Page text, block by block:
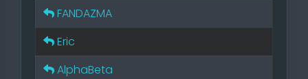
FANDAZMA
Eric
AlphaBeta